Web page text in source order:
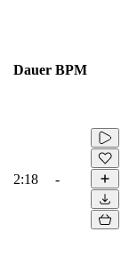
Dauer BPM
2:18 -